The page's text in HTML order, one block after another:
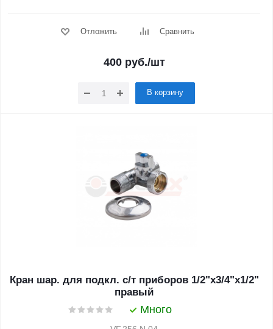
Отложить Сравнить
400 руб./шт
В корзину
Кран шар. для подкл. с/т приборов 1/2"x3/4"x1/2"
правый
Много